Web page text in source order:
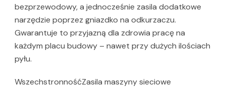
bezprzewodowy, a jednocześnie zasila dodatkowe
narzędzie poprzez gniazdko na odkurzaczu.
Gwarantuje to przyjazną dla zdrowia pracę na
każdym placu budowy – nawet przy dużych ilościach
pyłu.
WszechstronnośćZasila maszyny sieciowe